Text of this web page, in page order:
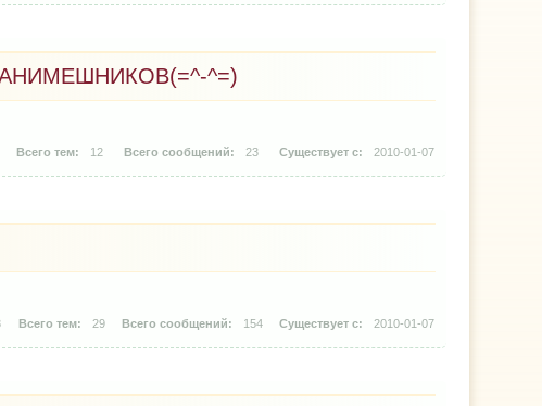
^=)
12 23 2010-01-07
29 154 2010-01-07